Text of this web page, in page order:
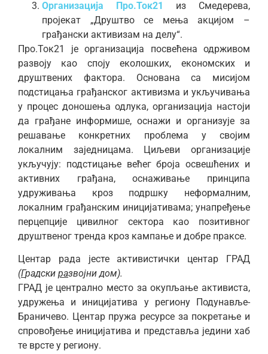
Организација Про.Ток21 из Смедерева,
пројекат „Друштво се мења акцијом –
грађански активизам на делу“.
Про.Ток21 је организација посвећена одрживом
развоју као споју еколошких, економских и
друштвених фактора. Основана са мисијом
подстицања грађанског активизма и укључивања
у процес доношења одлука, организација настоји
да грађане информише, оснажи и организује за
решавање конкретних проблема у својим
локалним заједницама. Циљеви организације
укључују: подстицање већег броја освешћених и
активних грађана, оснаживање принципа
удруживања кроз подршку неформалним,
локалним грађанским иницијативама; унапређење
перцепције цивилног сектора као позитивног
друштвеног тренда кроз кампање и добре праксе.
Центар рада jeсте активистички центар ГРАД
(Градски развојнидом).
ГРАД је централно место за окупљање активиста,
удружења и иницијатива у региону Подунавље-
Браничево. Центар пружа ресурсе за покретање и
спровођење иницијатива и представља једини хаб
те врсте у региону.